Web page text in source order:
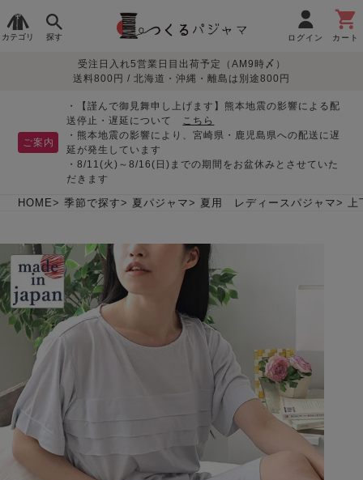
カテゴリ 探す ログイン カート
レディースパジャマ
春 夏 秋
メンズパジャマ
生地で
さがす
オーガニック素材 ガーゼ
サッカー/ちぢみ 楊
ニット/ストレッチ 起毛/フランネル
目的別で
さがす
敏感肌用
パジャマ
入院・介護
胸が目立たない
マタニティ
パジャマ
ペアで
そろえたい
体型別におすすめパジ
ャマ
ルームウェア
デザインで
さがす
ィース
パジャマ
かぶり
胸がすけない
羽織・バスロ
ーブ
上着単品
夏パジャマ特集 つくるパジャマとは
お支払い・送料・配送
について
返品・交換について
会社概要 安心の日本製
受注日入れ5営業日目出荷予定（AM9時〆）
送料800円 / 北海道・沖縄・離島は別途800円
ご案内
・【謹んで御見舞申し上げます】熊本地震の影響による配
送停止・遅延について こちら
・熊本地震の影響により、宮崎県・鹿児島県への配送に遅
延が発生しています
・8/11(火)～8/16(日)までの期間をお盆休みとさせていた
だきます
HOME 季節で探す 夏パジャマ 夏用 レディースパジャマ 上